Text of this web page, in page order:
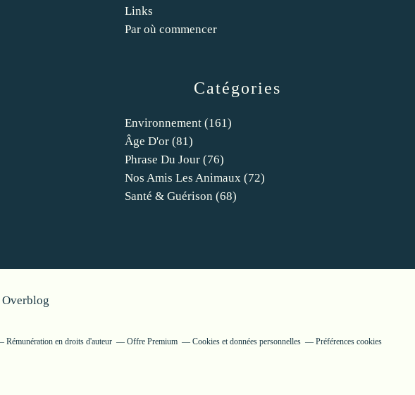
Catégories
Environnement (161)
Âge D'or (81)
Phrase Du Jour (76)
Nos Amis Les Animaux (72)
Santé & Guérison (68)
Links
Par où commencer
Overblog
Rémunération en droits d'auteur Offre Premium Cookies et données personnelles Préférences cookies